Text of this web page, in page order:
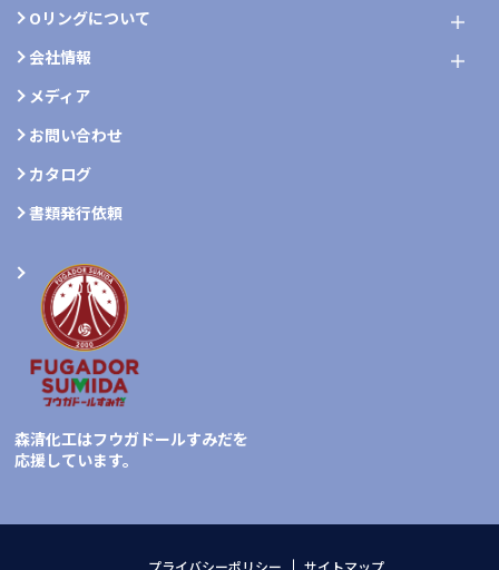
Oリングについて
会社情報
メディア
お問い合わせ
カタログ
書類発行依頼
森清化工はフウガドールすみだを
応援しています。
プライバシーポリシー サイトマップ